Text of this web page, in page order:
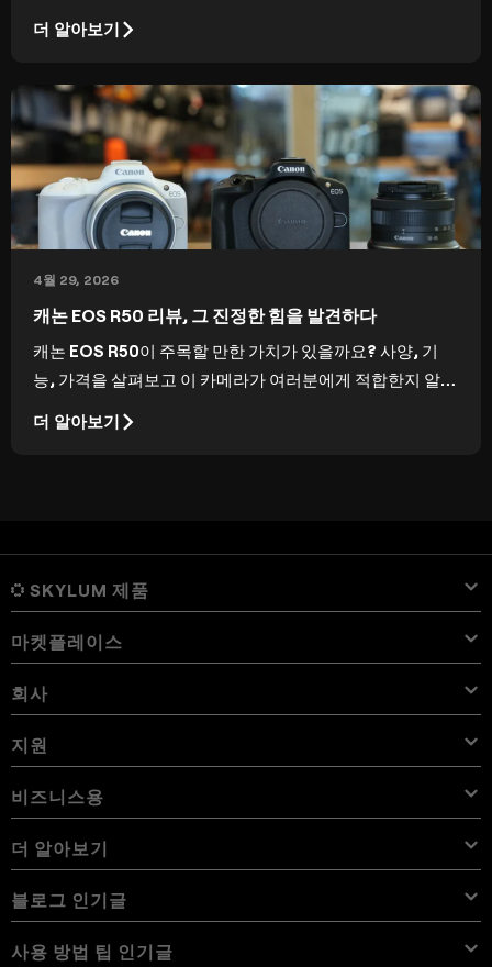
더 알아보기
4월 29, 2026
캐논 EOS R50 리뷰, 그 진정한 힘을 발견하다
캐논 EOS R50이 주목할 만한 가치가 있을까요? 사양, 기
능, 가격을 살펴보고 이 카메라가 여러분에게 적합한지 알아
더 알아보기
SKYLUM 제품
Luminar Neo
가격
전문가 도구
사용 사례
대체 프로그램
무료 체험판
Luminar Neo User Guide
개요
iPad용 Luminar
iPhone용 Luminar
Vision Pro용 Luminar
Luminar Mobile User Guide
Aperty
개요
가격
Aperty User Guide
온라인 도구
온라인 편집기
색상 팔레트
마켓플레이스
프리셋
Lightroom 프리셋
Luminar Neo 번들
LUT
Luminar Neo LUT
Aperty LUT
오버레이
텍스처
하늘 개체
다른 소프트웨어
X 멤버십
하늘
eBook
강좌
회사
Skylum 소개
경력
앰버서더
제휴 프로그램
이용약관
개인 정보 정책
지원
문의하기
자주 묻는 질문
User Guide
쿠키 선택 사항 변경
비즈니스용
비즈니스용 Skylum
볼륨 라이선스
리셀러 프로그램
더 알아보기
블로그
사용 방법
블로그 인기글
Manual Mode in Photography
사용 방법 팁 인기글